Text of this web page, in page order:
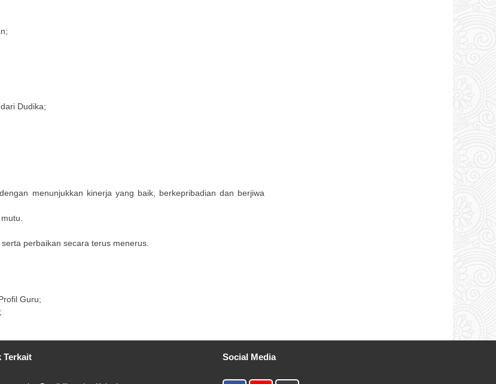
Dudika;
menunjukkan kinerja yang baik, berkepribadian dan berjiwa
perbaikan secara terus menerus.
Guru;
Terkait Social Media